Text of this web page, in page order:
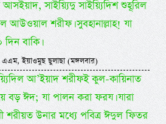
আসইয়াদ, সাইয়্যিদু সাইয়্যিদিশ শুহূরিল
আউওয়াল শরীফ। সুবহানাল্লাহ! যা
বাকি।
ইয়াওমুছ ছুলাছা (মঙ্গলবার)
আ’ইয়াদ শরীফই কুল-কায়িনাত
বড় ঈদ; যা পালন করা ফরয। যারা
শরীয়ত উনার মধ্যে পবিত্র ঈদুল ফিতর